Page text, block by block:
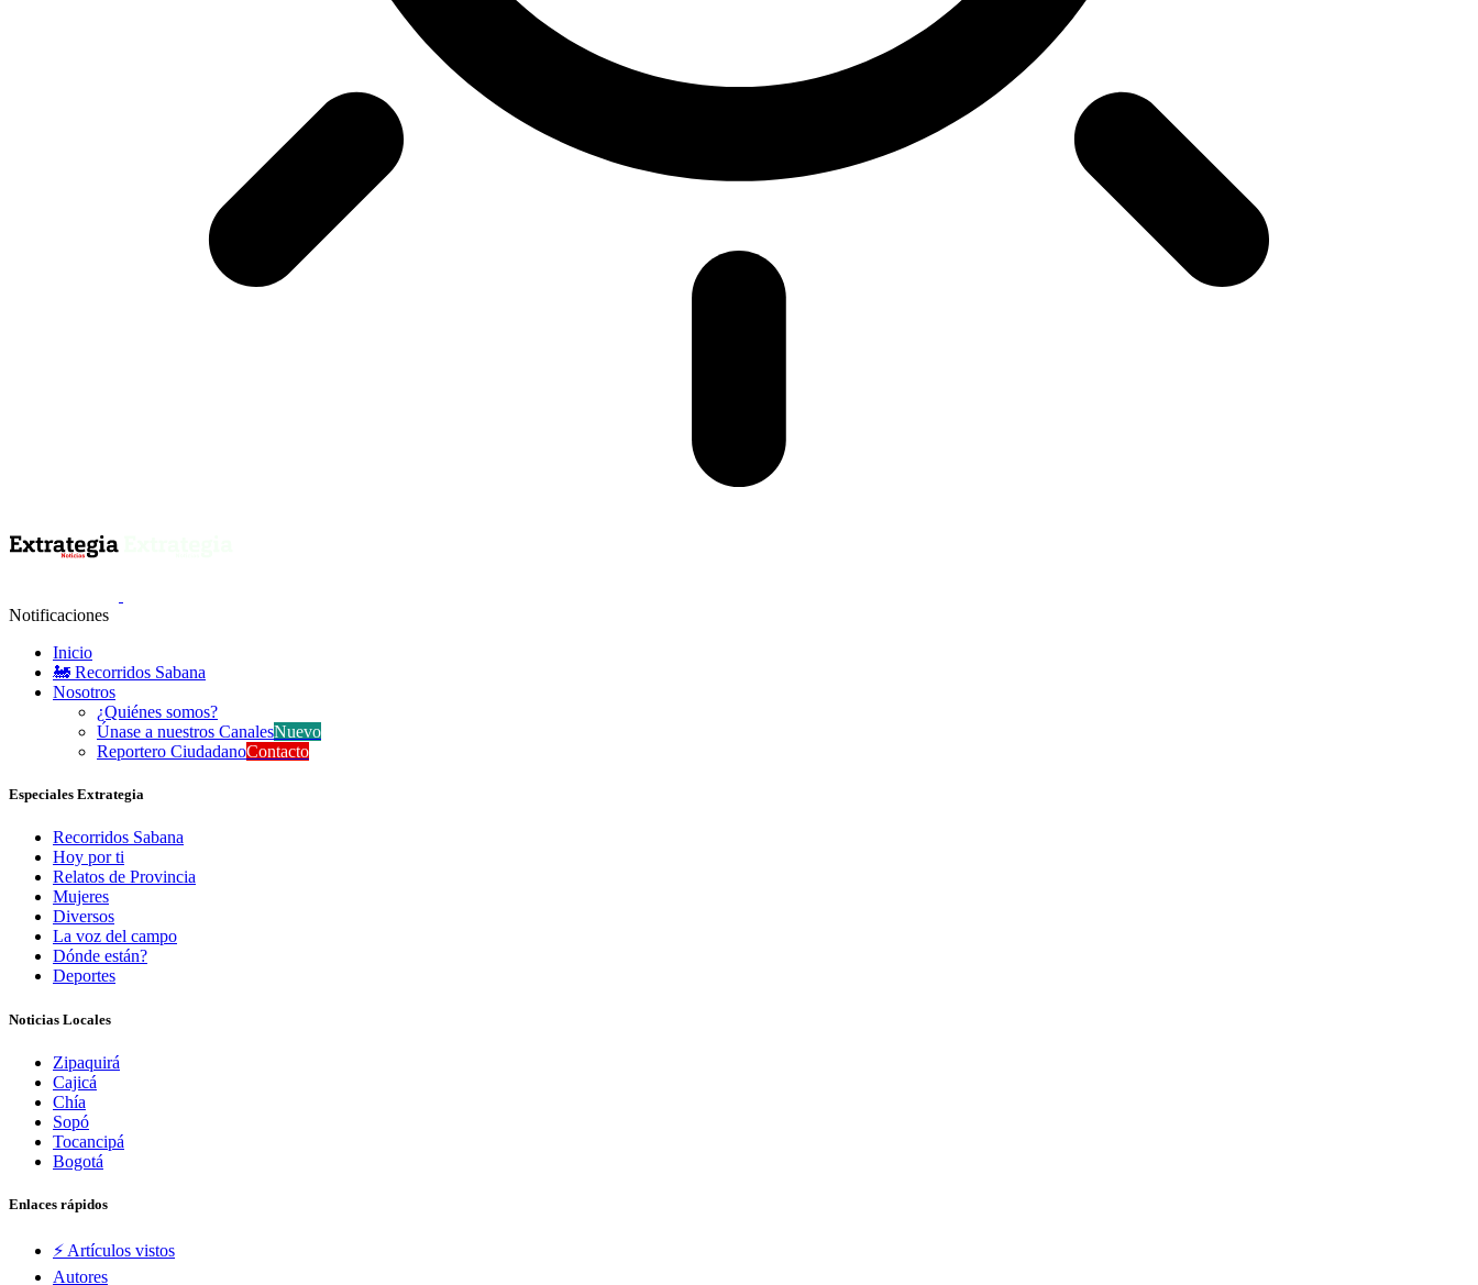
Notificaciones
Inicio
🚂 Recorridos Sabana
Nosotros
¿Quiénes somos?
Únase a nuestros CanalesNuevo
Reportero CiudadanoContacto
Especiales Extrategia
Recorridos Sabana
Hoy por ti
Relatos de Provincia
Mujeres
Diversos
La voz del campo
Dónde están?
Deportes
Noticias Locales
Zipaquirá
Cajicá
Chía
Sopó
Tocancipá
Bogotá
Enlaces rápidos
⚡️ Artículos vistos
Autores